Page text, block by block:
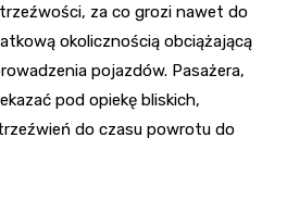
za co grozi nawet do
okolicznością obciążającą
pojazdów. Pasażera,
pod opiekę bliskich,
do czasu powrotu do